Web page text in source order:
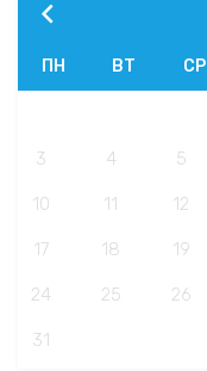
ПН ВТ СР
3 4 5
10 11 12
17 18 19
24 25 26
31